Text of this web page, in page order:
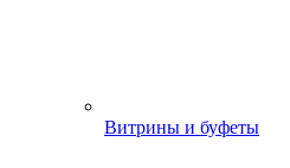
Витрины и буфеты